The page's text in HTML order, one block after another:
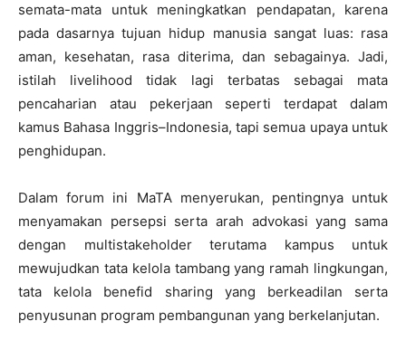
semata-mata untuk meningkatkan pendapatan, karena
pada dasarnya tujuan hidup manusia sangat luas: rasa
aman, kesehatan, rasa diterima, dan sebagainya. Jadi,
istilah livelihood tidak lagi terbatas sebagai mata
pencaharian atau pekerjaan seperti terdapat dalam
kamus Bahasa Inggris–Indonesia, tapi semua upaya untuk
penghidupan.
Dalam forum ini MaTA menyerukan, pentingnya untuk
menyamakan persepsi serta arah advokasi yang sama
dengan multistakeholder terutama kampus untuk
mewujudkan tata kelola tambang yang ramah lingkungan,
tata kelola benefid sharing yang berkeadilan serta
penyusunan program pembangunan yang berkelanjutan.